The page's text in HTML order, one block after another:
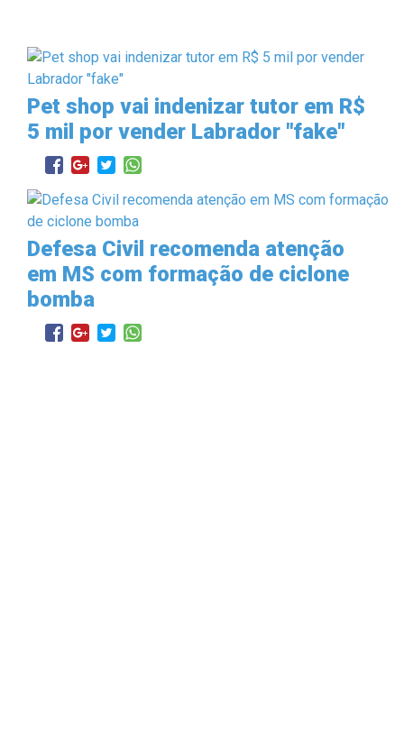
Pet shop vai indenizar tutor em R$
5 mil por vender Labrador "fake"
Defesa Civil recomenda atenção
em MS com formação de ciclone
bomba